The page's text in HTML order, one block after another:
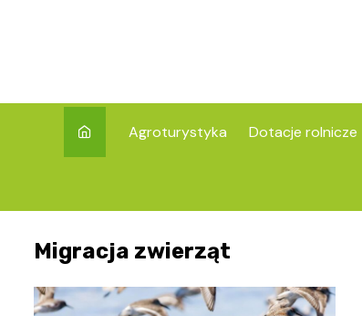
Agroturystyka Dotacje rolnicze
Migracja zwierząt